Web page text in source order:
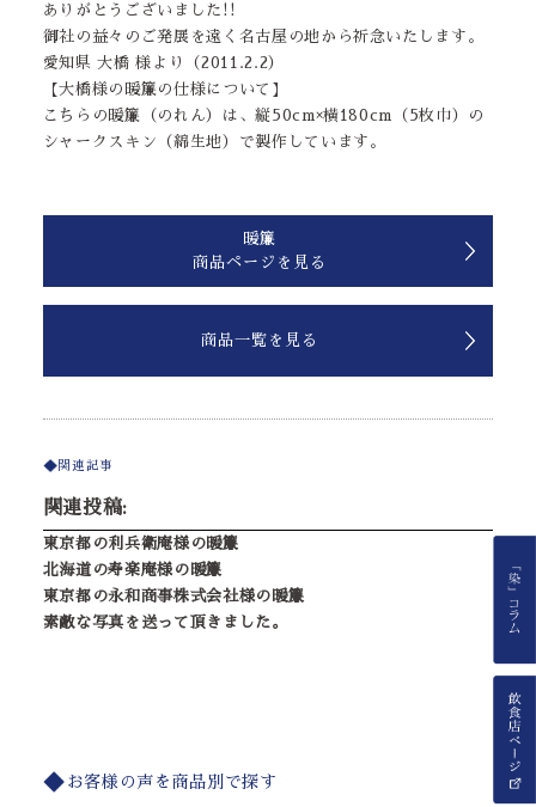
ありがとうございました!!
御社の益々のご発展を遠く名古屋の地から祈念いたします。
愛知県 大橋 様より（2011.2.2）
【大橋様の暖簾の仕様について】
こちらの暖簾（のれん）は、縦50cm×横180cm（5枚巾）の
シャークスキン（綿生地）で製作しています。
商品一覧を見る
暖簾
商品ページを見る
関連記事
関連投稿:
東京都の利兵衛庵様の暖簾
北海道の寿楽庵様の暖簾
東京都の永和商事株式会社様の暖簾
素敵な写真を送って頂きました。
お客様の声を商品別で探す